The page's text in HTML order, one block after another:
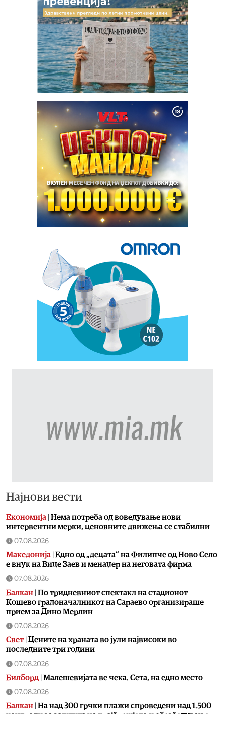
Најнови вести
Економија Нема потреба од воведување нови
интервентни мерки, ценовните движења се стабилни
07.08.2026
Македонија Едно од „децата“ на Филипче од Ново Село
е внук на Вице Заев и менаџер на неговата фирма
07.08.2026
Балкан По тридневниот спектакл на стадионот
Кошево градоначалникот на Сараево организираше
прием за Дино Мерлин
07.08.2026
Свет| Цените на храната во јули највисоки во
последните три години
07.08.2026
Билборд Малешевијата ве чека. Сета, на едно место
07.08.2026
Балкан На над 300 грчки плажи спроведени над 1.500
контроли за заштита на крајбрежјето и обезбедување